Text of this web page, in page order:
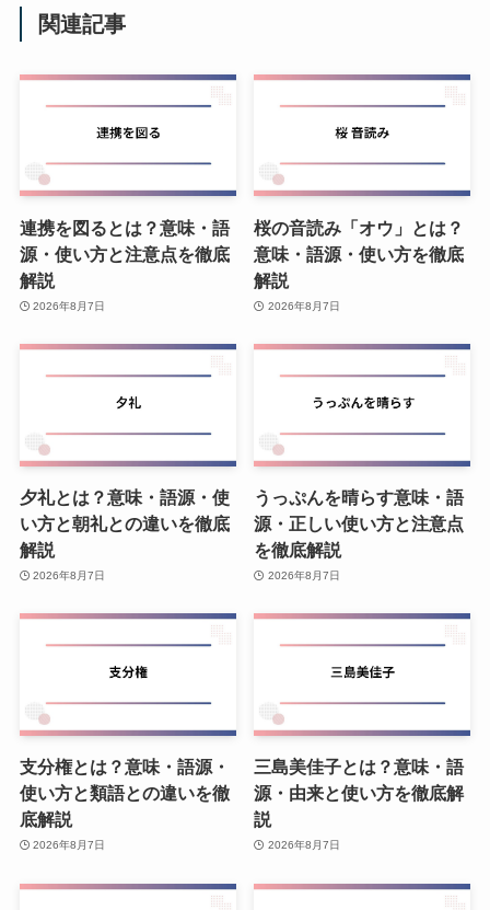
関連記事
連携を図るとは？意味・語
源・使い方と注意点を徹底
解説
2026年8月7日
桜の音読み「オウ」とは？
意味・語源・使い方を徹底
解説
2026年8月7日
夕礼とは？意味・語源・使
い方と朝礼との違いを徹底
解説
2026年8月7日
うっぷんを晴らす意味・語
源・正しい使い方と注意点
を徹底解説
2026年8月7日
支分権とは？意味・語源・
使い方と類語との違いを徹
底解説
2026年8月7日
三島美佳子とは？意味・語
源・由来と使い方を徹底解
説
2026年8月7日